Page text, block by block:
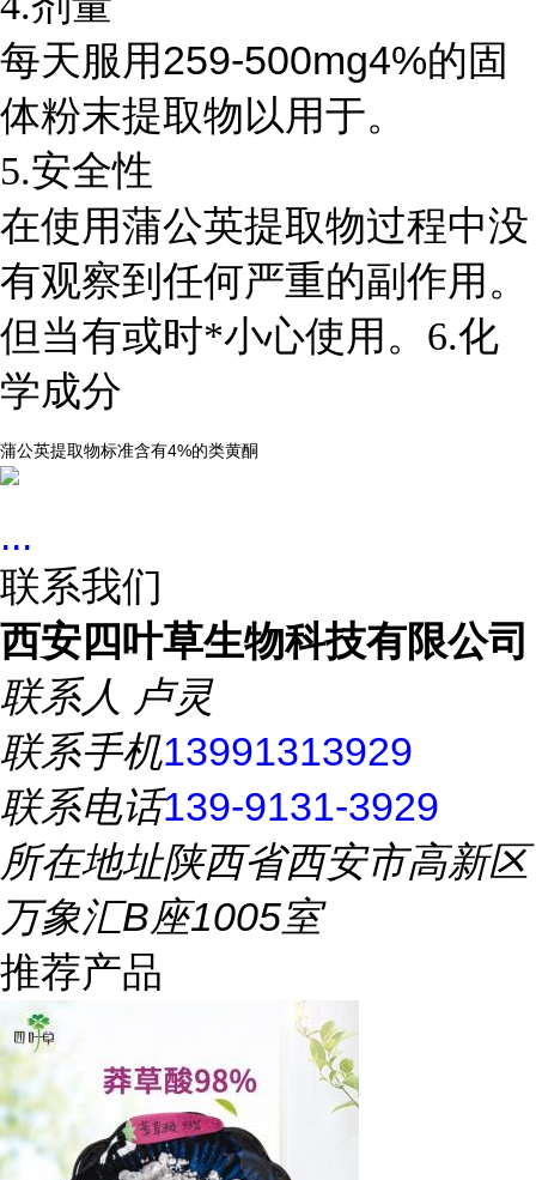
每天服用259-500mg4%的固
体粉末提取物以用于。
5.安全性
在使用蒲公英提取物过程中没
有观察到任何严重的副作用。
但当有或时*小心使用。6.化
学成分
蒲公英提取物标准含有4%的类黄酮
...
联系我们
西安四叶草生物科技有限公司
联系人 卢灵
联系手机13991313929
联系电话139-9131-3929
所在地址陕西省西安市高新区
万象汇B座1005室
推荐产品